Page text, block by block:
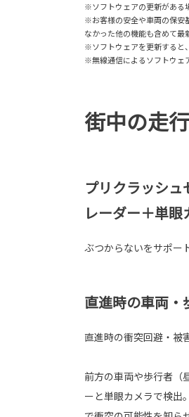
※ソフトウェアの更新がある
※お客様の安全や車両の保安
なかった他の機能も含めて最
※ソフトウェアを更新すると
※無線通信によるソフトウェ
街中の走行
プリクラッシ
レーダー＋単眼
ぶつからないをサポー
直進時の車両・
直進時の衝突回避・被
前方の車両や歩行者（
ーと単眼カメラで検出